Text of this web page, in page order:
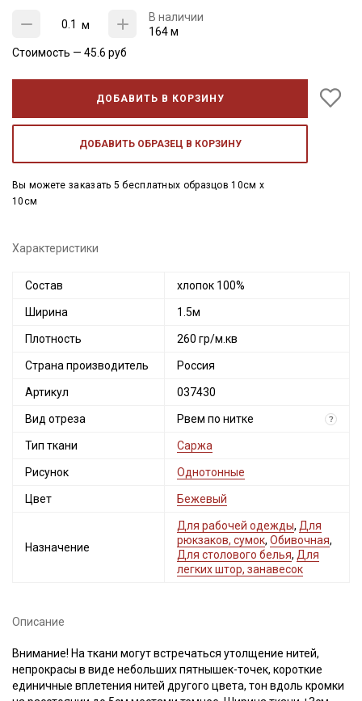
м
В наличии
164 м
Стоимость — 45.6 руб
ДОБАВИТЬ В КОРЗИНУ
ДОБАВИТЬ ОБРАЗЕЦ В КОРЗИНУ
Вы можете заказать 5 бесплатных образцов 10см x
10см
Характеристики
Состав хлопок 100%
Ширина 1.5м
Плотность 260 гр/м.кв
Страна производитель Россия
Артикул 037430
Вид отреза Рвем по нитке ?
Тип ткани Саржа
Рисунок Однотонные
Цвет Бежевый
Назначение
Для рабочей одежды, Для
рюкзаков, сумок, Обивочная,
Для столового белья, Для
легких штор, занавесок
Описание
Внимание! На ткани могут встречаться утолщение нитей,
непрокрасы в виде небольших пятнышек-точек, короткие
единичные вплетения нитей другого цвета, тон вдоль кромки